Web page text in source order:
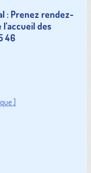
: Prenez rendez-
l'accueil des
46
]